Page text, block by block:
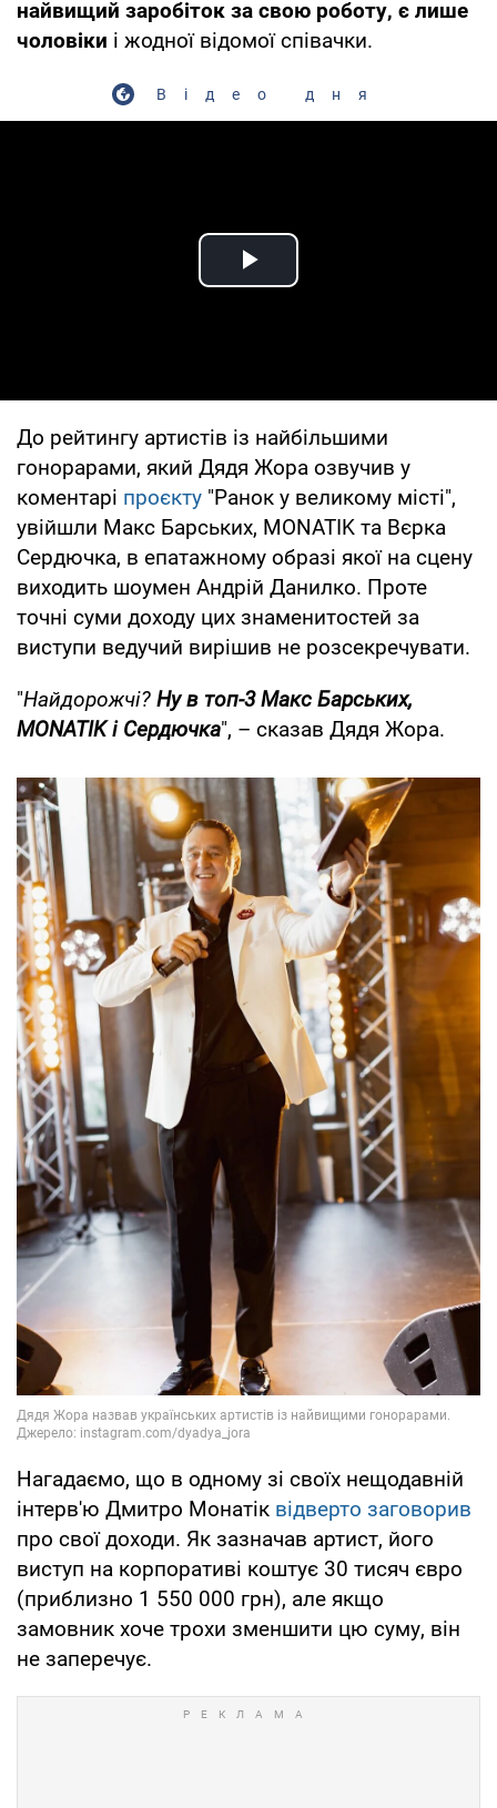
найвищий заробіток за свою роботу, є лише
чоловіки і жодної відомої співачки.
Відео дня
Play Video
До рейтингу артистів із найбільшими
гонорарами, який Дядя Жора озвучив у
коментарі проєкту "Ранок у великому місті",
увійшли Макс Барських, MONATIK та Вєрка
Сердючка, в епатажному образі якої на сцену
виходить шоумен Андрій Данилко. Проте
точні суми доходу цих знаменитостей за
виступи ведучий вирішив не розсекречувати.
"Найдорожчі? Ну в топ-3 Макс Барських,
MONATIK і Сердючка", – сказав Дядя Жора.
Нагадаємо, що в одному зі своїх нещодавній
інтерв'ю Дмитро Монатік відверто заговорив
про свої доходи. Як зазначав артист, його
виступ на корпоративі коштує 30 тисяч євро
(приблизно 1 550 000 грн), але якщо
замовник хоче трохи зменшити цю суму, він
не заперечує.